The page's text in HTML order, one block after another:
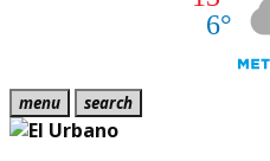
menu search